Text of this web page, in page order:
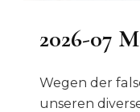
2026-07
Wegen der
unseren